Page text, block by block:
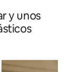
y unos